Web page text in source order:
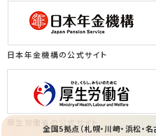
日本年金機構の公式サイト
全国5拠点（札幌・川崎・浜松・名